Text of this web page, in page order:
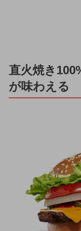
直火焼き
が味わえる